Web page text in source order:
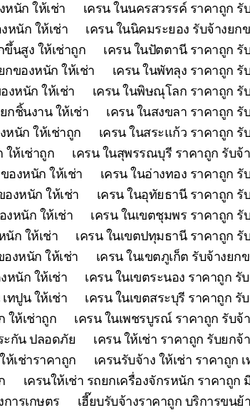
หนัก ให้เช่า
เครน ในนครสวรรค์ ราคาถูก รั
หนัก ให้เช่า
เครน ในนิคมระยอง รับจ้างยก
นสูง ให้เช่าถูก
เครน ในปัตตานี ราคาถูก รั
กของหนัก ให้เช่า
เครน ในพัทลุง ราคาถูก รั
งหนัก ให้เช่า
เครน ในพิษณุโลก ราคาถูก รั
กชิ้นงาน ให้เช่า
เครน ในสงขลา ราคาถูก รั
หนัก ให้เช่าถูก
เครน ในสระแก้ว ราคาถูก รั
ให้เช่าถูก
เครน ในสุพรรณบุรี ราคาถูก รับจ้
องหนัก ให้เช่า
เครน ในอ่างทอง ราคาถูก
งหนัก ให้เช่า
เครน ในอุทัยธานี ราคาถูก รั
งหนัก ให้เช่า
เครน ในเขตชุมพร ราคาถูก รั
นัก ให้เช่า
เครน ในเขตปทุมธานี ราคาถูก รั
องหนัก ให้เช่า
เครน ในเขตภูเก็ต รับจ้างยก
หนัก ให้เช่า
เครน ในเขตระนอง ราคาถูก
ทปูน ให้เช่า
เครน ในเขตสระบุรี ราคาถูก
ให้เช่าถูก
เครน ในเพชรบูรณ์ ราคาถูก รับจ้
ะกัน ปลอดภัย
เครน ให้เช่า ราคาถูก รับยก
ห้เช่าราคาถูก
เครนรับจ้าง ให้เช่า ราคาถูก
เครนให้เช่า รถยกเครื่องจักรหนัก ราคาถู
ารเกษตร
เฮี๊ยบรับจ้างราคาถูก บริการขนย้